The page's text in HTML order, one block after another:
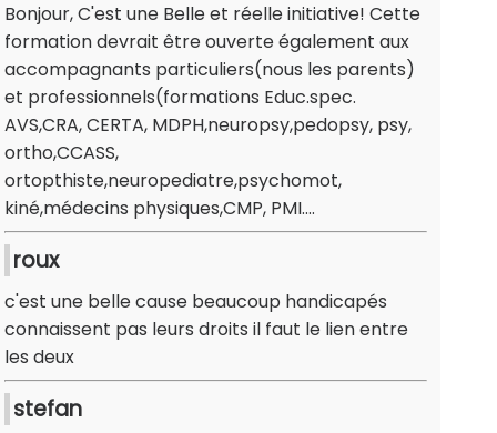
Bonjour, C'est une Belle et réelle initiative! Cette
formation devrait être ouverte également aux
accompagnants particuliers(nous les parents)
et professionnels(formations Educ.spec.
AVS,CRA, CERTA, MDPH,neuropsy,pedopsy, psy,
ortho,CCASS,
ortopthiste,neuropediatre,psychomot,
kiné,médecins physiques,CMP, PMI....
roux
c'est une belle cause beaucoup handicapés
connaissent pas leurs droits il faut le lien entre
les deux
stefan